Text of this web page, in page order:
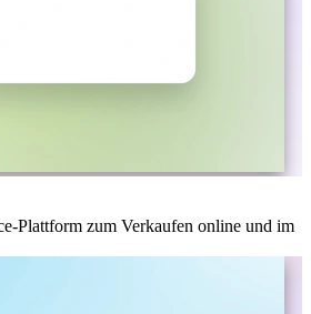
Plattform zum Verkaufen online und im